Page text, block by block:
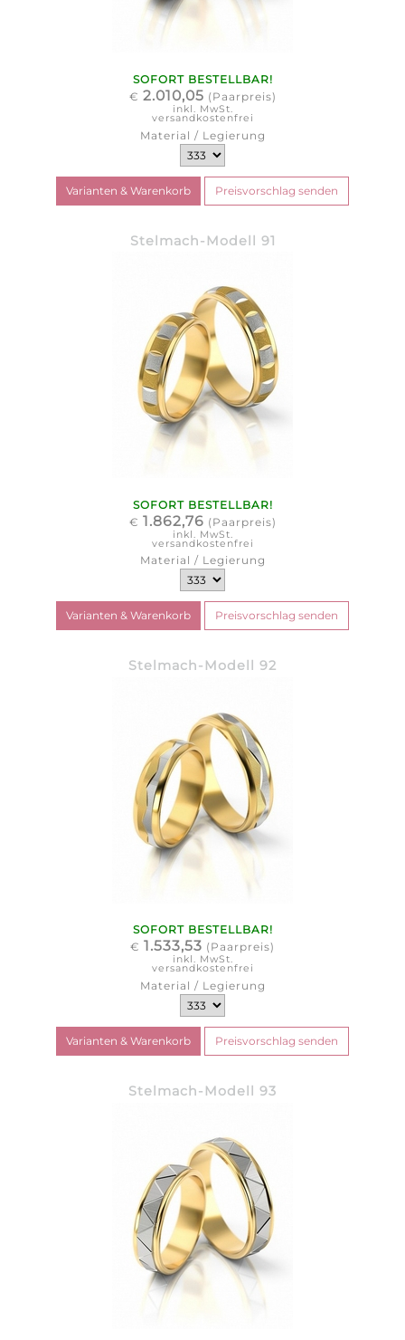
SOFORT BESTELLBAR!
€ 2.010,05 (Paarpreis)
inkl. MwSt.
versandkostenfrei
Material / Legierung
Stelmach-Modell 91
SOFORT BESTELLBAR!
€ 1.862,76 (Paarpreis)
inkl. MwSt.
versandkostenfrei
Material / Legierung
Stelmach-Modell 92
SOFORT BESTELLBAR!
€ 1.533,53 (Paarpreis)
inkl. MwSt.
versandkostenfrei
Material / Legierung
Stelmach-Modell 93